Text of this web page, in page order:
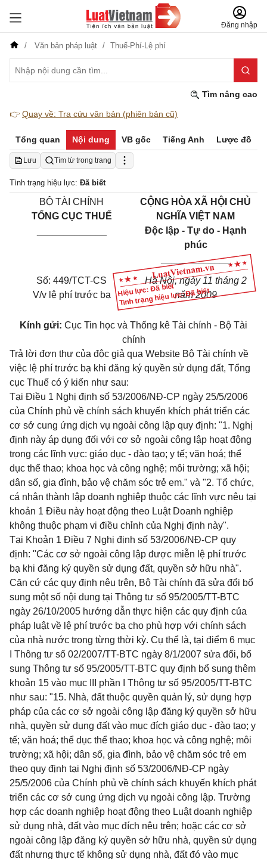
Đăng nhập
Văn bản pháp luật Thuế-Phí-Lệ phí
Tìm nâng cao
👉 Quay về: Tra cứu văn bản (phiên bản cũ)
Tổng quan Nội dung VB gốc Tiếng Anh Lược đồ
Lưu Tìm từ trong trang
Tình trạng hiệu lực: Đã biết
Hiệu lực: Đã biết
Tình trạng hiệu lực: Đã biết
BỘ TÀI CHÍNH
TỔNG CỤC THUẾ
CỘNG HÒA XÃ HỘI CHỦ
NGHĨA VIỆT NAM
Độc lập - Tự do - Hạnh
phúc
_____________
Số: 449/TCT-CS
V/v lệ phí trước bạ
Hà Nội, ngày 11 tháng 2
năm 2009
Kính gửi: Cục Tin học và Thống kê Tài chính - Bộ Tài
chính
Trả lời đơn thư của độc giả qua Website Bộ Tài chính về
việc lệ phí trước bạ khi đăng ký quyền sử dụng đất, Tổng
cục Thuế có ý kiến như sau:
Tại Điều 1 Nghị định số 53/2006/NĐ-CP ngày 25/5/2006
của Chính phủ về chính sách khuyến khích phát triển các
cơ sở cung ứng dịch vụ ngoài công lập quy định: "1. Nghị
định này áp dụng đối với cơ sở ngoài công lập hoạt động
trong các lĩnh vực: giáo dục - đào tạo; y tế; văn hoá; thể
dục thể thao; khoa học và công nghệ; môi trường; xã hội;
dân số, gia đình, bảo vệ chăm sóc trẻ em." và "2. Tổ chức,
cá nhân thành lập doanh nghiệp thuộc các lĩnh vực nêu tại
khoản 1 Điều này hoạt động theo Luật Doanh nghiệp
không thuộc phạm vi điều chỉnh của Nghị định này".
Tại Khoản 1 Điều 7 Nghị định số 53/2006/NĐ-CP quy
định: "Các cơ sở ngoài công lập được miễn lệ phí trước
bạ khi đăng ký quyền sử dụng đất, quyền sở hữu nhà".
Căn cứ các quy định nêu trên, Bộ Tài chính đã sửa đổi bổ
sung một số nội dung tại Thông tư số 95/2005/TT-BTC
ngày 26/10/2005 hướng dẫn thực hiện các quy định của
pháp luật về lệ phí trước bạ cho phù hợp với chính sách
của nhà nước trong từng thời kỳ. Cụ thể là, tại điểm 6 mục
I Thông tư số 02/2007/TT-BTC ngày 8/1/2007 sửa đổi, bổ
sung Thông tư số 95/2005/TT-BTC quy định bổ sung thêm
khoản 15 vào mục III phần I Thông tư số 95/2005/TT-BTC
như sau: "15. Nhà, đất thuộc quyền quản lý, sử dụng hợp
pháp của các cơ sở ngoài công lập đăng ký quyền sở hữu
nhà, quyền sử dụng đất vào mục đích giáo dục - đào tạo; y
tế; văn hoá; thể dục thể thao; khoa học và công nghệ; môi
trường; xã hội; dân số, gia đình, bảo vệ chăm sóc trẻ em
theo quy định tại Nghị định số 53/2006/NĐ-CP ngày
25/5/2006 của Chính phủ về chính sách khuyến khích phát
triển các cơ sở cung ứng dịch vụ ngoài công lập. Trường
hợp các doanh nghiệp hoạt động theo Luật doanh nghiệp
sử dụng nhà, đất vào mục đích nêu trên; hoặc các cơ sở
ngoài công lập đăng ký quyền sở hữu nhà, quyền sử dụng
đất nhưng thực tế không sử dụng nhà, đất đó vào mục